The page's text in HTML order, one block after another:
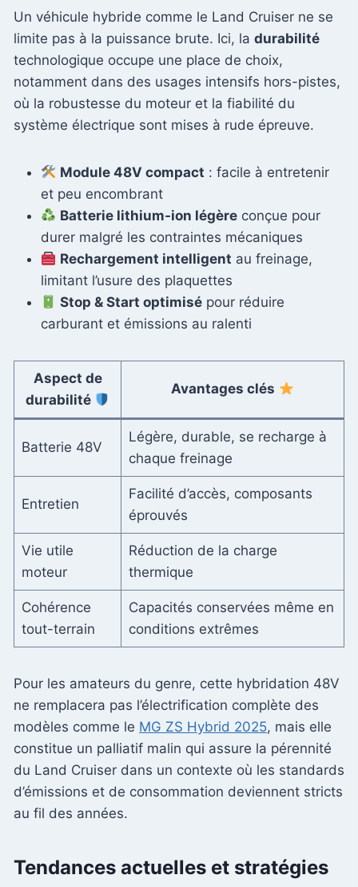
Un véhicule hybride comme le Land Cruiser ne se
limite pas à la puissance brute. Ici, la durabilité
technologique occupe une place de choix,
notamment dans des usages intensifs hors-pistes,
où la robustesse du moteur et la fiabilité du
système électrique sont mises à rude épreuve.
Module 48V compact : facile à entretenir
et peu encombrant
Batterie lithium-ion légère conçue pour
durer malgré les contraintes mécaniques
Rechargement intelligent au freinage,
limitant l’usure des plaquettes
Stop & Start optimisé pour réduire
carburant et émissions au ralenti
Aspect de
durabilité
Avantages clés
Batterie 48V
Légère, durable, se recharge à
chaque freinage
Entretien
Facilité d’accès, composants
éprouvés
Vie utile
moteur
Réduction de la charge
thermique
Cohérence
tout-terrain
Capacités conservées même en
conditions extrêmes
Pour les amateurs du genre, cette hybridation 48V
ne remplacera pas l’électrification complète des
modèles comme le MG ZS Hybrid 2025, mais elle
constitue un palliatif malin qui assure la pérennité
du Land Cruiser dans un contexte où les standards
d’émissions et de consommation deviennent stricts
au fil des années.
Tendances actuelles et stratégies